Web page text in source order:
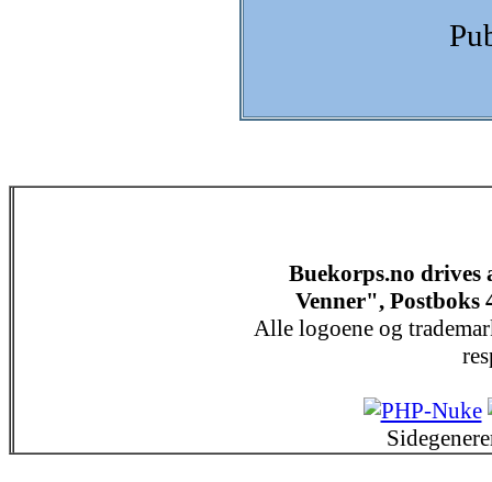
Buekorps.no drives
Venner", Postboks
Alle logoene og